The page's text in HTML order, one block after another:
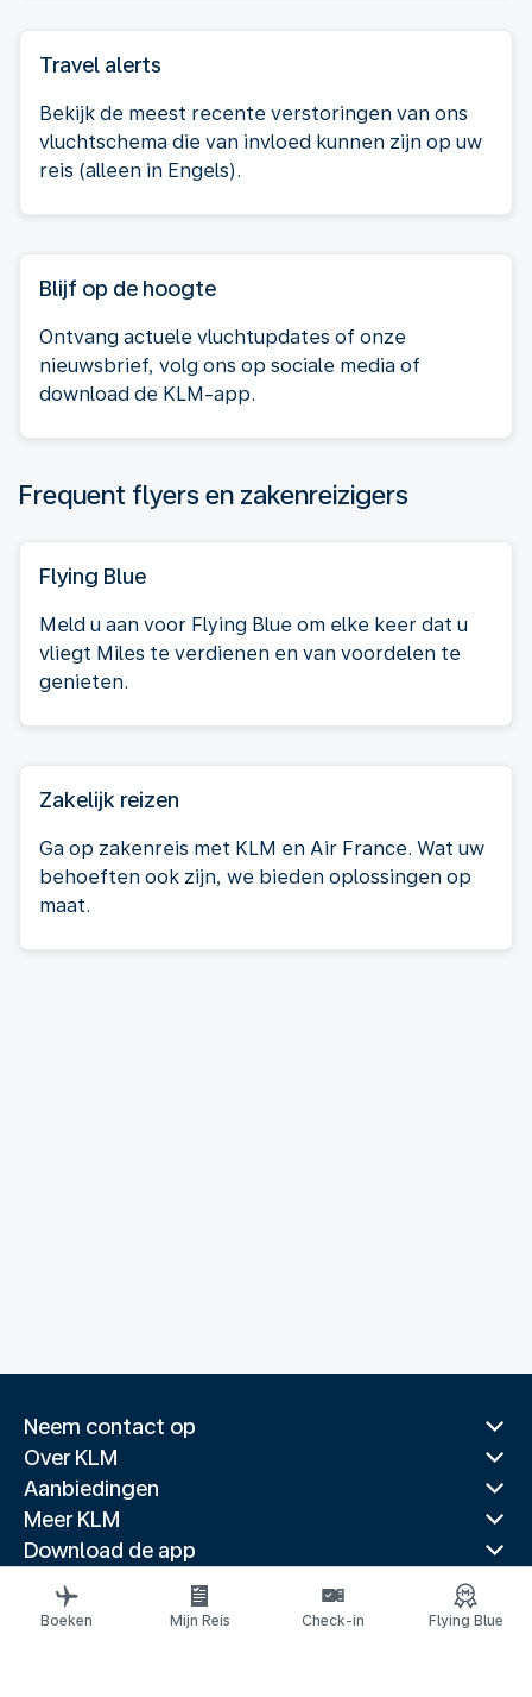
Travel alerts
Bekijk de meest recente verstoringen van ons
vluchtschema die van invloed kunnen zijn op uw
reis (alleen in Engels).
Blijf op de hoogte
Ontvang actuele vluchtupdates of onze
nieuwsbrief, volg ons op sociale media of
download de KLM-app.
Frequent flyers en zakenreizigers
Flying Blue
Meld u aan voor Flying Blue om elke keer dat u
vliegt Miles te verdienen en van voordelen te
genieten.
Zakelijk reizen
Ga op zakenreis met KLM en Air France. Wat uw
behoeften ook zijn, we bieden oplossingen op
maat.
Neem contact op
Over KLM
Aanbiedingen
Meer KLM
Download de app
Gerelateerde websites
Reisgidsen
Boeken Mijn Reis Check-in Flying Blue